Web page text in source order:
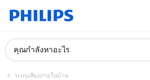
คุณกำลังหาอะไร
ระบบเสียงภายในบ้าน